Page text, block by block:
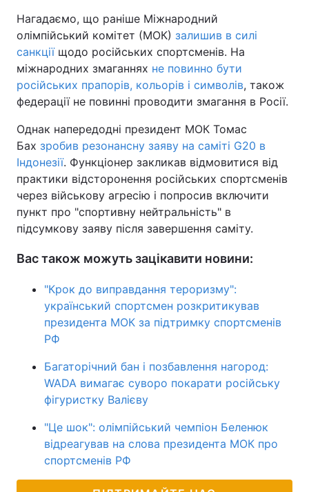
Нагадаємо, що раніше Міжнародний
олімпійський комітет (МОК) залишив в силі
санкціїщодо російських спортсменів. На
міжнародних змаганнях не повинно бути
російських прапорів, кольорів і символів, також
федерації не повинні проводити змагання в Росії.
Однак напередодні президент МОК Томас
Бах зробив резонансну заяву на саміті G20 в
Індонезії. Функціонер закликав відмовитися від
практики відсторонення російських спортсменів
через військову агресію і попросив включити
пункт про "спортивну нейтральність" в
підсумкову заяву після завершення саміту.
Вас також можуть зацікавити новини:
"Крок до виправдання тероризму":
український спортсмен розкритикував
президента МОК за підтримку спортсменів
РФ
Багаторічний бан і позбавлення нагород:
WADA вимагає суворо покарати російську
фігуристку Валієву
"Це шок": олімпійський чемпіон Беленюк
відреагував на слова президента МОК про
спортсменів РФ